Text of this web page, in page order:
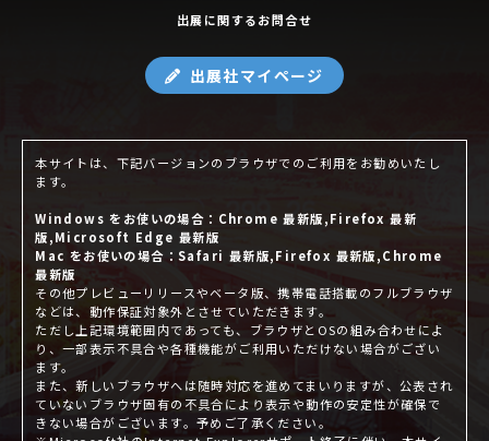
出展に関するお問合せ
出展社マイページ
本サイトは、下記バージョンのブラウザでのご利用をお勧めいたし
ます。
Windows をお使いの場合：Chrome 最新版,Firefox 最新
版,Microsoft Edge 最新版
Mac をお使いの場合：Safari 最新版,Firefox 最新版,Chrome
最新版
その他プレビューリリースやベータ版、携帯電話搭載のフルブラウザ
などは、動作保証対象外とさせていただきます。
ただし上記環境範囲内であっても、ブラウザとOSの組み合わせによ
り、一部表示不具合や各種機能がご利用いただけない場合がござい
ます。
また、新しいブラウザへは随時対応を進めてまいりますが、公表され
ていないブラウザ固有の不具合により表示や動作の安定性が確保で
きない場合がございます。予めご了承ください。